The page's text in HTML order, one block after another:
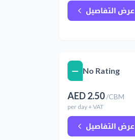
عرض التفاصيل
No Rating
—
AED2.50/CBM
per day+ VAT
عرض التفاصيل